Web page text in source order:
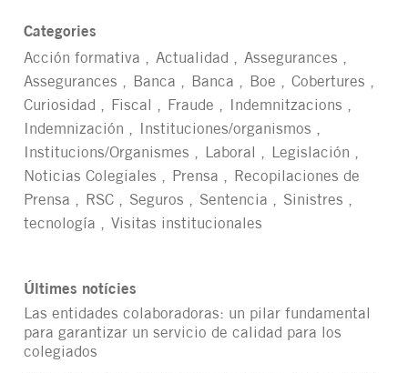
Categories
Acción formativa
Actualidad
Assegurances
Assegurances
Banca Banca Boe
Cobertures
Curiosidad
Fiscal Fraude
Indemnitzacions
Indemnización
Instituciones/organismos
Institucions/Organismes
Laboral
Legislación
Noticias Colegiales
Prensa
Recopilaciones de
Prensa
RSC Seguros Sentencia
Sinistres
tecnología
Visitas institucionales
Últimes notícies
Las entidades colaboradoras: un pilar fundamental
para garantizar un servicio de calidad para los
colegiados